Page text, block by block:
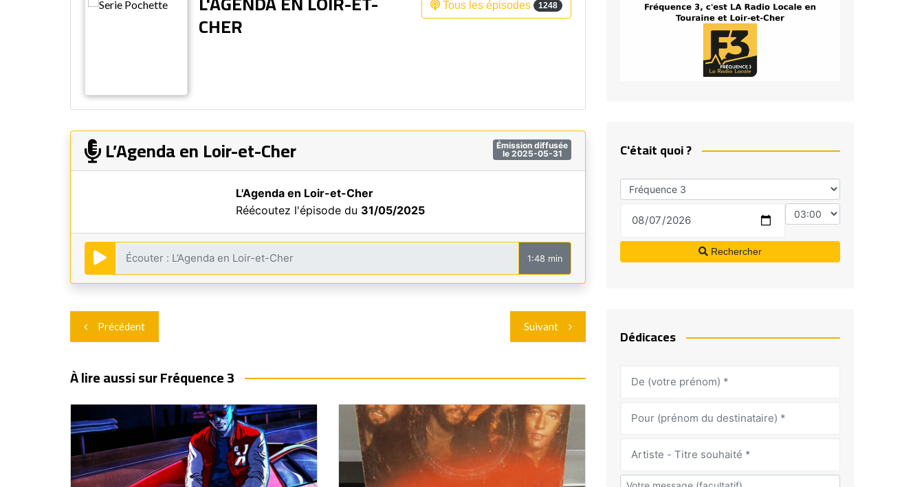
Fréquence 3 Urban
Tous les épisodes 1248
CHER
Émission diffusée
le 2025-05-31
L’Agenda en Loir-et-Cher
L'Agenda en Loir-et-Cher
Réécoutez l'épisode du 31/05/2025
1:48 min
Navigation
de
l’article
Précédent Suivant
À lire aussi sur Fréquence 3
C'était quoi ?
Rechercher
Dédicaces